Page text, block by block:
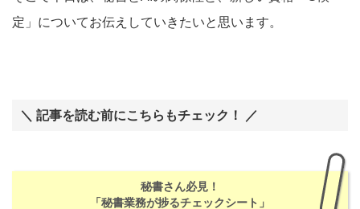
定」についてお伝えしていきたいと思います。
＼ 記事を読む前にこちらもチェック！ ／
秘書さん必見！
「秘書業務が捗るチェックシート」